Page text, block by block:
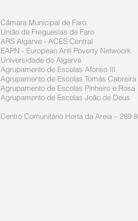
Câmara Municipal de Faro
União de Freguesias de Faro
ARS Algarve - ACES Central
EAPN - European Anti Poverty Netwoork
Universidade do Algarve
Agrupamento de Escolas Afonso III
Agrupamento de Escolas Tomás Cabreira
Agrupamento de Escolas Pinheiro e Rosa
Agrupamento de Escolas João de Deus
Centro Comunitário Horta da Areia – 289